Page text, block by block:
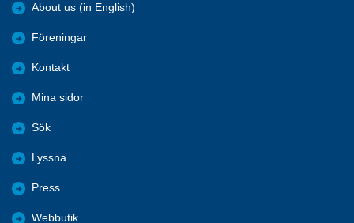
About us (in English)
Föreningar
Kontakt
Mina sidor
Sök
Lyssna
Press
Webbutik